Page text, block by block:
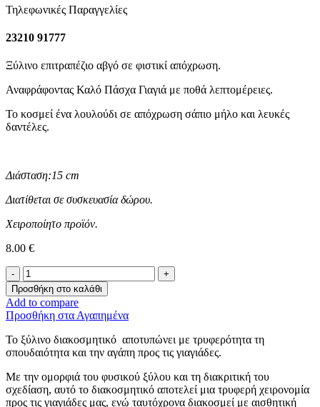
Τηλεφωνικές Παραγγελίες
23210 91777
Ξύλινο επιτραπέζιο αβγό σε φιστικί απόχρωση.
Αναφράφοντας Καλό Πάσχα Γιαγιά με ποθά λεπτομέρειες.
Το κοσμεί ένα λουλούδι σε απόχρωση σάπιο μήλο και λευκές
δαντέλες.
Διάσταση:15 cm
Διατίθεται σε συσκευασία δώρου.
Χειροποίητο προϊόν.
8.00 €
Επιτραπέζιο
Αβγό
-
Καλό
Πάσχα
Γιαγιά
ποσότητα
Προσθήκη στο καλάθι
Add to compare
Προσθήκη στα Αγαπημένα
Το ξύλινο διακοσμητικό αποτυπώνει με τρυφερότητα τη
σπουδαιότητα και την αγάπη προς τις γιαγιάδες.
Με την ομορφιά του φυσικού ξύλου και τη διακριτική του
σχεδίαση, αυτό το διακοσμητικό αποτελεί μια τρυφερή χειρονομία
προς τις γιαγιάδες μας, ενώ ταυτόχρονα διακοσμεί με αισθητική